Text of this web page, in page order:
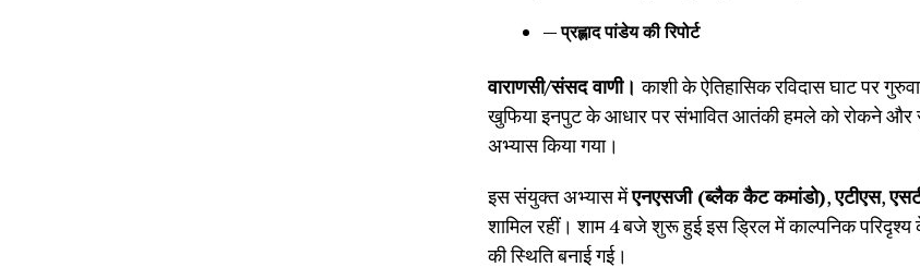
— प्रह्लाद पांडेय की रिपोर्ट
वाराणसी/संसद वाणी।काशी के ऐतिहासिक रविदास घाट पर
खुफिया इनपुट के आधार पर संभावित आतंकी हमले को रोकने और
अभ्यास किया गया।
इस संयुक्त अभ्यास मेंएनएसजी (ब्लैक कैट कमांडो),एटीएस,
शामिल रहीं। शाम 4 बजे शुरू हुई इस ड्रिल में काल्पनिक
की स्थिति बनाई गई।